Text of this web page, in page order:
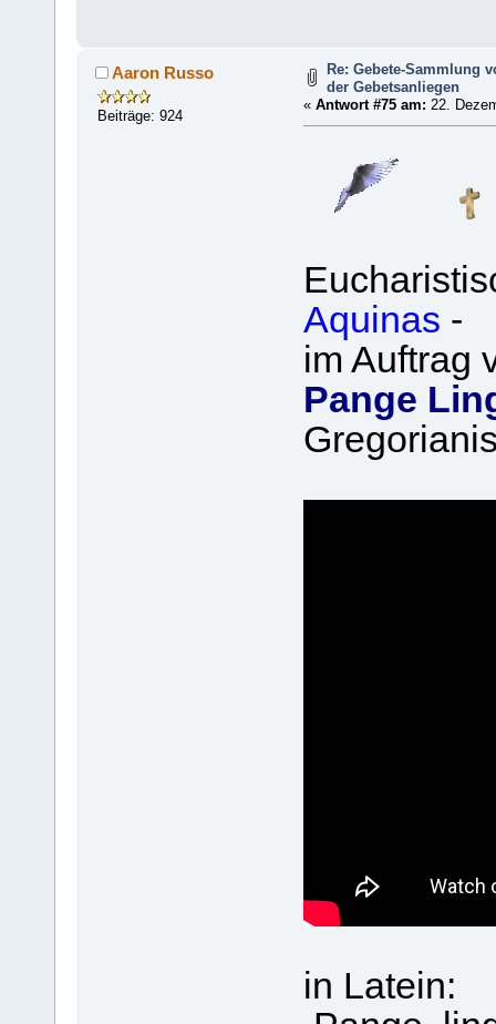
Aaron Russo
Beiträge: 924
Re: Gebete-Sammlung
der Gebetsanliegen
« Antwort #75 am: 22.
Aquinas -
im Auftrag
Pange
in Latein: